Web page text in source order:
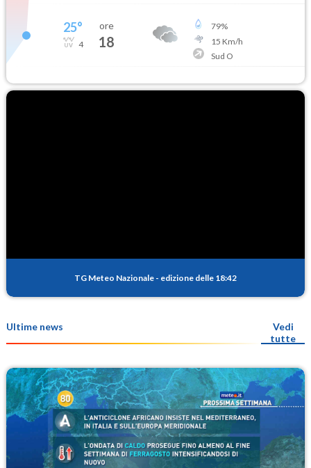
25°
4
ore
18
79%
15 Km/h
Sud O
TG Meteo Nazionale - edizione delle 18:42
Ultime news
Vedi
tutte